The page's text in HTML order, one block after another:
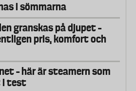
i sömmarna
granskas på djupet –
pris, komfort och
– här är steamern som
i test